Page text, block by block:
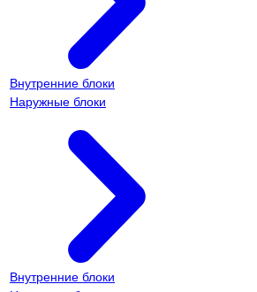
Внутренние блоки
Наружные блоки
Внутренние блоки